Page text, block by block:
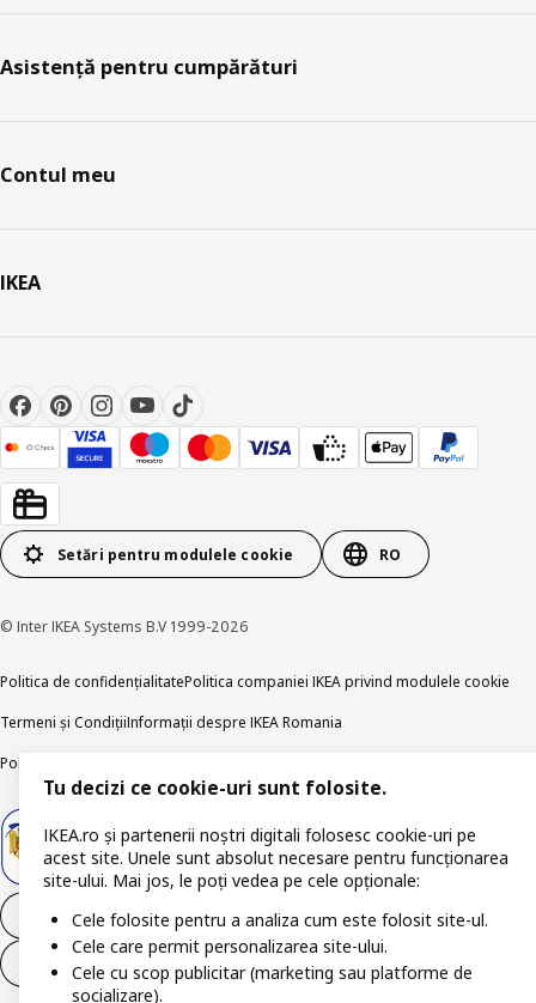
Asistență pentru cumpărături
Contul meu
IKEA
Setări pentru modulele cookie RO
© Inter IKEA Systems B.V 1999-2026
Politica de confidențialitatePolitica companiei IKEA privind modulele cookie
Termeni și CondițiiInformații despre IKEA Romania
Politica de publicare responsabilă
Retrage-te din contract
Retrage-te din contract (servicii)
Tu decizi ce cookie-uri sunt folosite.
IKEA.ro și partenerii noștri digitali folosesc cookie-uri pe
acest site. Unele sunt absolut necesare pentru funcționarea
site-ului. Mai jos, le poți vedea pe cele opționale:
Cele folosite pentru a analiza cum este folosit site-ul.
Cele care permit personalizarea site-ului.
Cele cu scop publicitar (marketing sau platforme de
socializare).